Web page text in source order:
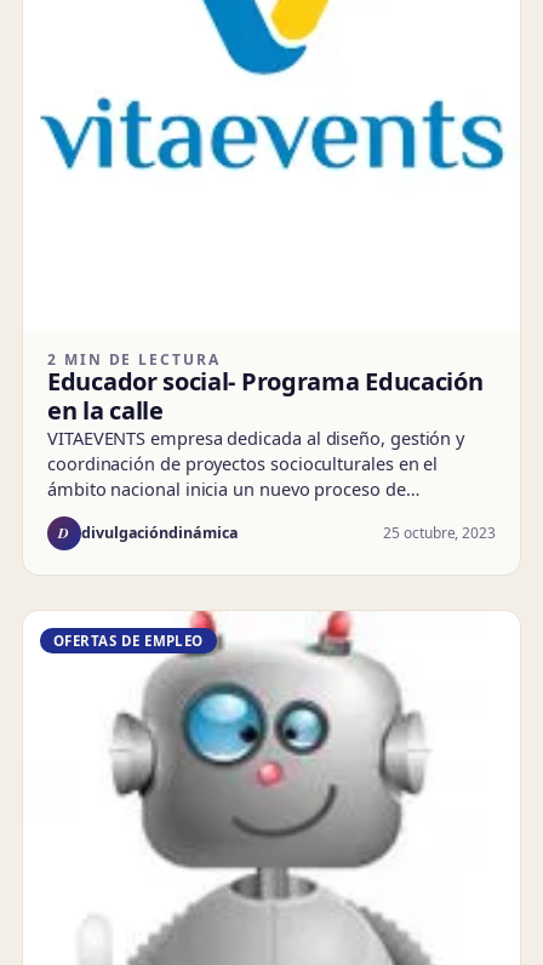
2 MIN DE LECTURA
Educador social- Programa Educación
en la calle
VITAEVENTS empresa dedicada al diseño, gestión y
coordinación de proyectos socioculturales en el
ámbito nacional inicia un nuevo proceso de…
D divulgacióndinámica 25 octubre, 2023
OFERTAS DE EMPLEO